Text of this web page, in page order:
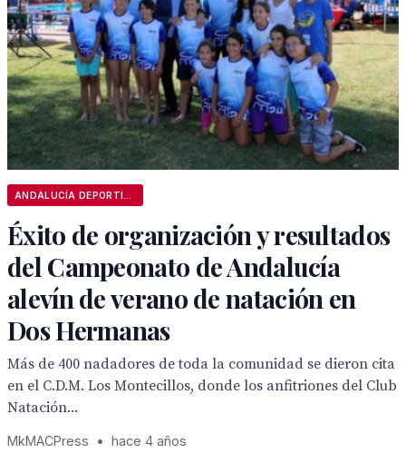
Éxito de organización y resultados
del Campeonato de Andalucía
alevín de verano de natación en
Dos Hermanas
Más de 400 nadadores de toda la comunidad se dieron cita
en el C.D.M. Los Montecillos, donde los anfitriones del Club
Natación...
MkMACPress • hace 4 años